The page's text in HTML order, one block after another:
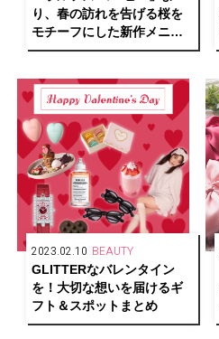
り、春の訪れを告げる桜を
モチーフにした新作メニュ
ーが登場
2023.02.10 BEAUTY
GLITTERなバレンタイン
を！大切な想いを届けるギ
フト＆スポットまとめ